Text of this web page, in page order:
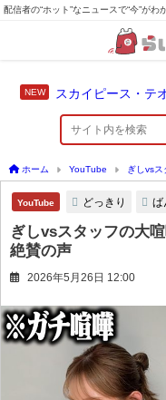
配信者の“ホット”なニュースで“今”がわ
ホーム YouTube ぎしvs
YouTube どっきり ば
ぎしvsスタッフの大
絶賛の声
2026年5月26日 12:00